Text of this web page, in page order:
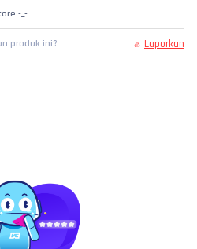
-_-
produk ini? Laporkan